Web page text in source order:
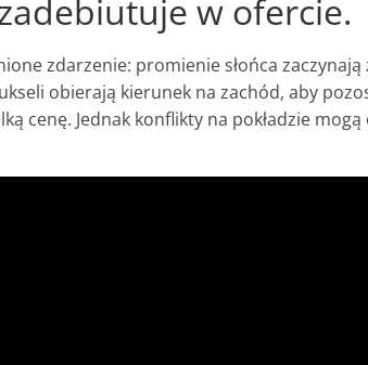
w ofercie.
zdarzenie: promienie słońca
obierają kierunek na zachód, aby
cenę. Jednak konflikty na pokładzie